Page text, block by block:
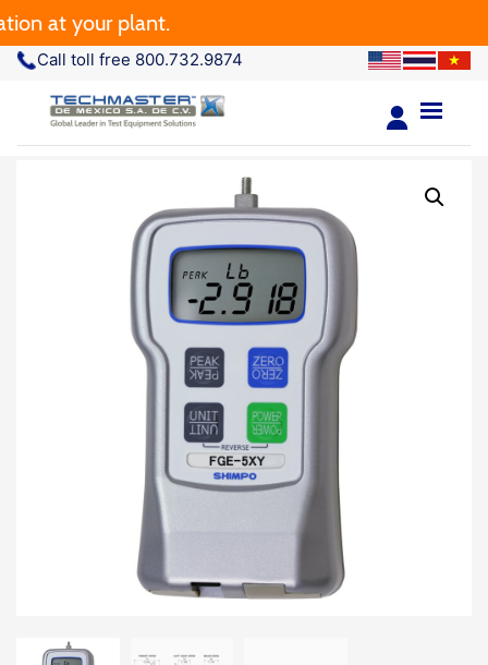
at your plant.
Call toll free 800.732.9874